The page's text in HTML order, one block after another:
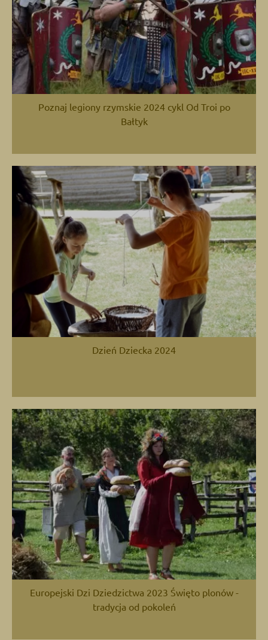
Poznaj legiony rzymskie 2024 cykl Od Troi po
Bałtyk
Dzień Dziecka 2024
Europejski Dzi Dziedzictwa 2023 Święto plonów -
tradycja od pokoleń